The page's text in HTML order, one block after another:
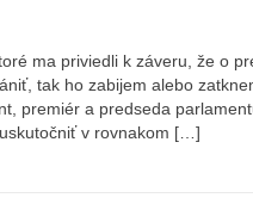
ma priviedli k záveru, že o
tak ho zabijem alebo
premiér a predseda
v rovnakom […]